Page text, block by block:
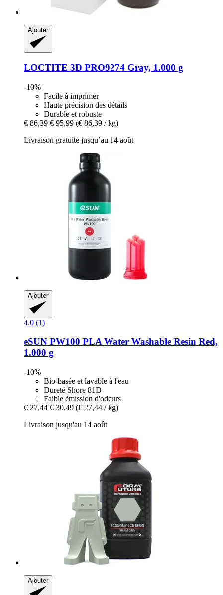
Ajouter
LOCTITE 3D PRO9274 Gray, 1.000 g
-10%
Facile à imprimer
Haute précision des détails
Durable et robuste
€ 86,39 € 95,99 (€ 86,39 / kg)
Livraison gratuite jusqu’au 14 août
Ajouter
4.0 (1)
eSUN PW100 PLA Water Washable Resin Red,
1.000 g
-10%
Bio-basée et lavable à l'eau
Dureté Shore 81D
Faible émission d'odeurs
€ 27,44 € 30,49 (€ 27,44 / kg)
Livraison jusqu'au 14 août
Ajouter